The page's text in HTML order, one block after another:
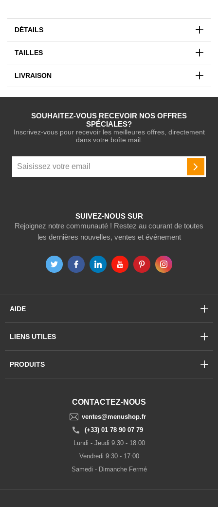
DÉTAILS
TAILLES
LIVRAISON
SUIVEZ-NOUS SUR
Rejoignez notre communauté ! Restez au courant de toutes
les dernières nouvelles, ventes et événement
SOUHAITEZ-VOUS RECEVOIR NOS OFFRES
SPÉCIALES?
Inscrivez-vous pour recevoir les meilleures offres, directement
dans votre boîte mail.
notre
CONTACTEZ-NOUS
ventes@menushop.fr
(+33) 01 78 90 07 79
Lundi - Jeudi 9:30 - 18:00
Vendredi 9:30 - 17:00
Samedi - Dimanche Fermé
AIDE
LIENS UTILES
PRODUITS